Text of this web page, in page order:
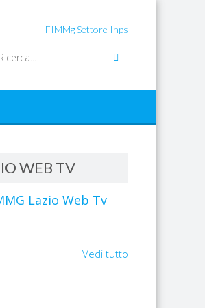
FIMMg Settore Inps
WEB TV
Lazio Web Tv
Vedi tutto